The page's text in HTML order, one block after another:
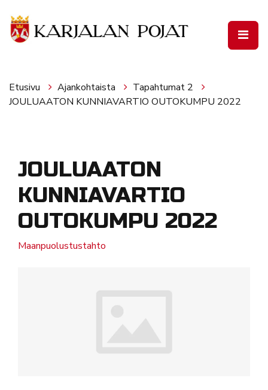
Etusivu Ajankohtaista
Tapahtumat 2
JOULUAATON KUNNIAVARTIO OUTOKUMPU 2022
JOULUAATON
KUNNIAVARTIO
OUTOKUMPU 2022
Maanpuolustustahto